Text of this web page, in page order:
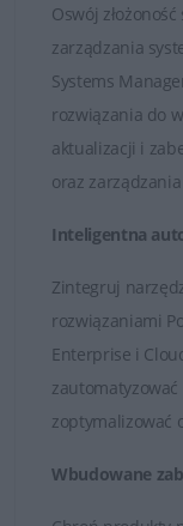
W porównaniu z
oferują
wydajność.
wymierne
użyciu
administracji/
układowi TPM
uruchamianie
10-gigabitowej
„skrojone na
dedykowanej
niewielkich
obniżenia
Oswój
zarządzania
Systems
rozwiązania do
aktualizacji i
oraz
Inteligentna
Zintegruj
rozwiązaniami
Enterprise i
zoptymalizować
Wbudowane